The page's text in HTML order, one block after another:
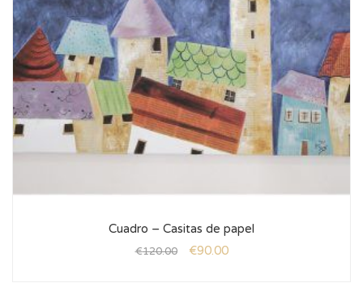
Cuadro – Casitas de papel
€120.00 €90.00